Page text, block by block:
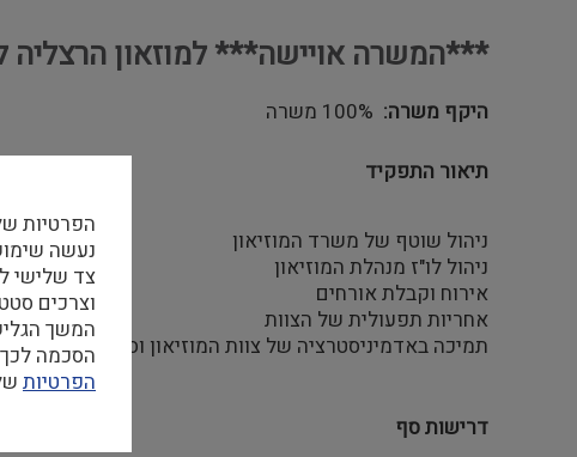
***המשרה אויישה*** למוזאון הרצליה
היקף משרה 100% משרה
תיאור התפקיד
ניהול שוטף של משרד המוזיאון
ניהול לו"ז מנהלת המוזיאון
אירוח וקבלת אורחים
אחריות תפעולית של הצוות
תמיכה באדמיניסטרציה של צוות המוזיאון וספקים
דרישות סף
הפרטיות
צד שלישי
וצרכים
המשך
הסכמה
הפרטיות